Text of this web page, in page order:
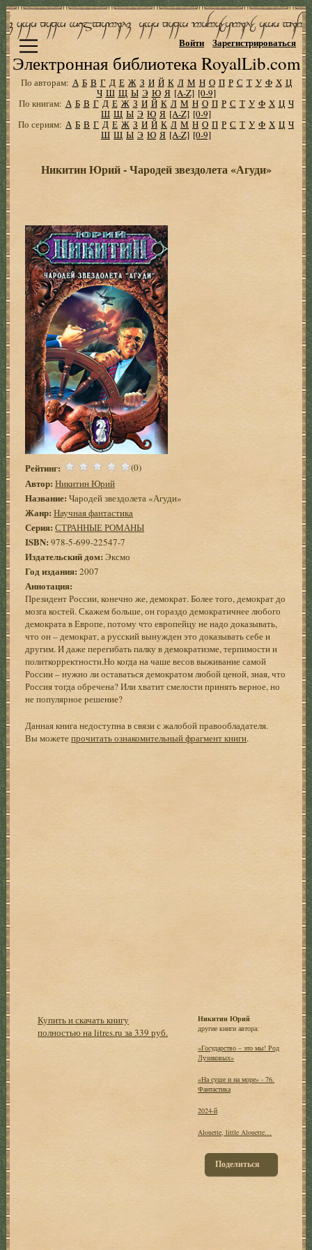
Электронная библиотека RoyalLib.com
Войти Зарегистрироваться
По авторам: А Б В Г Д Е Ж З И Й К Л М Н О П Р С Т У Ф Х Ц
Ч Ш Щ Ы Э Ю Я [A-Z] [0-9]
По книгам: А Б В Г Д Е Ж З И Й К Л М Н О П Р С Т У Ф Х Ц Ч
Ш Щ Ы Э Ю Я [A-Z] [0-9]
По сериям: А Б В Г Д Е Ж З И Й К Л М Н О П Р С Т У Ф Х Ц Ч
Ш Щ Ы Э Ю Я [A-Z] [0-9]
Никитин Юрий - Чародей звездолета «Агуди»
Рейтинг: (0)
Автор: Никитин Юрий
Название: Чародей звездолета «Агуди»
Жанр: Научная фантастика
Серия: СТРАННЫЕ РОМАНЫ
ISBN: 978-5-699-22547-7
Издательский дом: Эксмо
Год издания: 2007
Аннотация:
Президент России, конечно же, демократ. Более того, демократ до
мозга костей. Скажем больше, он гораздо демократичнее любого
демократа в Европе, потому что европейцу не надо доказывать,
что он – демократ, а русский вынужден это доказывать себе и
другим. И даже перегибать палку в демократизме, терпимости и
политкорректности.Но когда на чаше весов выживание самой
России – нужно ли оставаться демократом любой ценой, зная, что
Россия тогда обречена? Или хватит смелости принять верное, но
не популярное решение?
Данная книга недоступна в связи с жалобой правообладателя.
Вы можетепрочитать ознакомительный фрагмент книги.
Купить и скачать книгу
полностью на litres.ru за 339 руб.
Никитин Юрий
другие книги автора:
«Государство – это мы! Род
Лузиковых»
«На суше и на море» - 76.
Фантастика
2024-й
Alouette, little Alouette…
Поделиться